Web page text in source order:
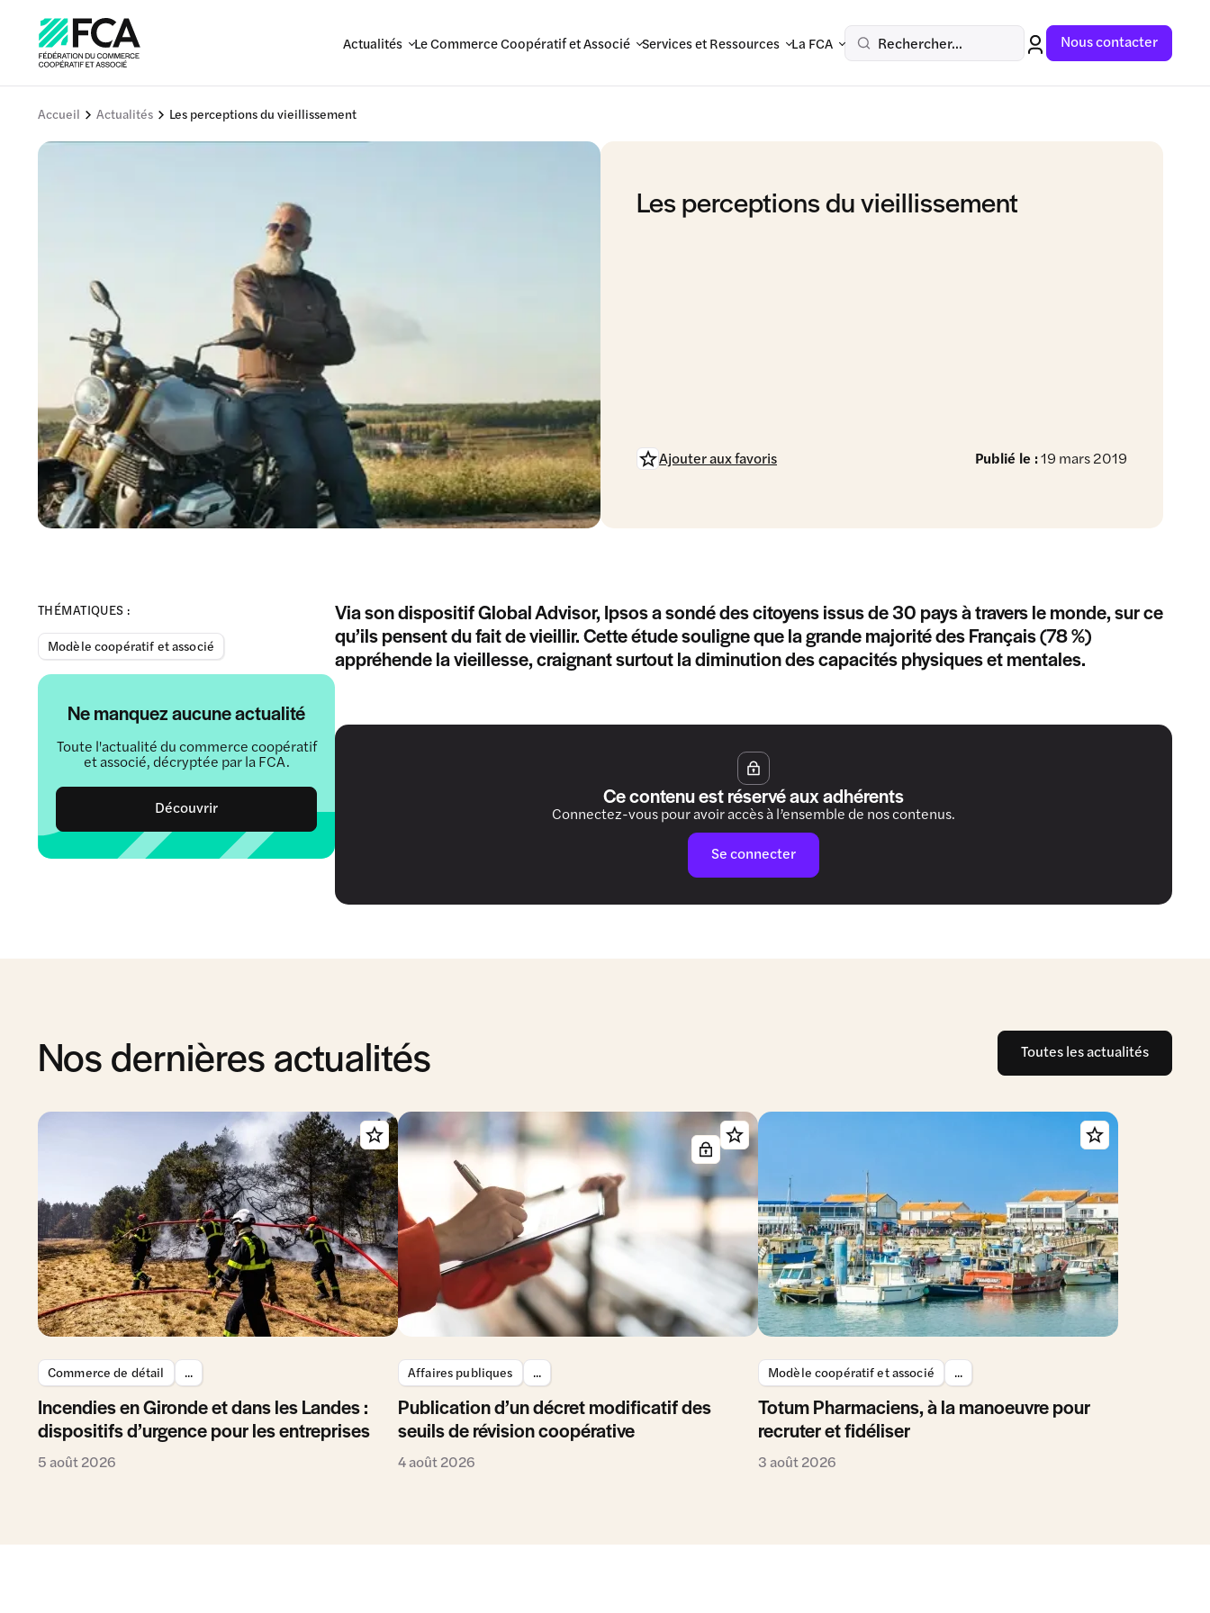
Actualités Le Commerce Coopératif et Associé Services et Ressources La FCA Rechercher... Nous contacter
Accueil Actualités Les perceptions du vieillissement
Les perceptions du vieillissement
Publié le :19 mars 2019
Ajouter aux favoris
THÉMATIQUES :
Modèle coopératif et associé
Ne manquez aucune actualité
Toute l'actualité du commerce coopératif
et associé, décryptée par la FCA.
Découvrir
Via son dispositif Global Advisor, Ipsos a sondé des citoyens issus de 30 pays à travers le monde, sur ce
qu’ils pensent du fait de vieillir. Cette étude souligne que la grande majorité des Français (78 %)
appréhende la vieillesse, craignant surtout la diminution des capacités physiques et mentales.
Ce contenu est réservé aux adhérents
Connectez-vous pour avoir accès à l’ensemble de nos contenus.
Se connecter
Nos dernières actualités Toutes les actualités
Commerce de détail ...
Incendies en Gironde et dans les Landes :
dispositifs d’urgence pour les entreprises
5 août 2026
Affaires publiques ...
Publication d’un décret modificatif des
seuils de révision coopérative
4 août 2026
Modèle coopératif et associé ...
Totum Pharmaciens, à la manoeuvre pour
recruter et fidéliser
3 août 2026